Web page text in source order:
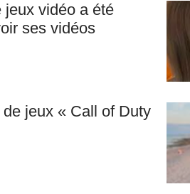
jeux vidéo a été
ses vidéos
jeux « Call of Duty